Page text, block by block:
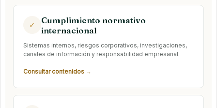
✓
Cumplimiento normativo
internacional
Sistemas internos, riesgos corporativos, investigaciones,
canales de información y responsabilidad empresarial.
Consultar contenidos →